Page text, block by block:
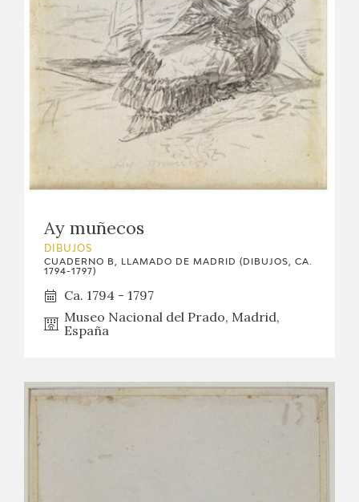
Ay muñecos
DIBUJOS
CUADERNO B, LLAMADO DE MADRID (DIBUJOS, CA.
1794-1797)
Ca. 1794 - 1797
Museo Nacional del Prado, Madrid,
España